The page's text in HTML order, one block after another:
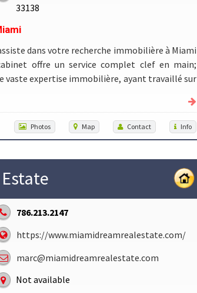
33138
dans votre recherche immobilière à Miami
offre un service complet clef en main;
vaste expertise immobilière, ayant travaillé sur
Photos Map Contact Info
786.213.2147
https://www.miamidreamrealestate.com/
marc@miamidreamrealestate.com
Not available